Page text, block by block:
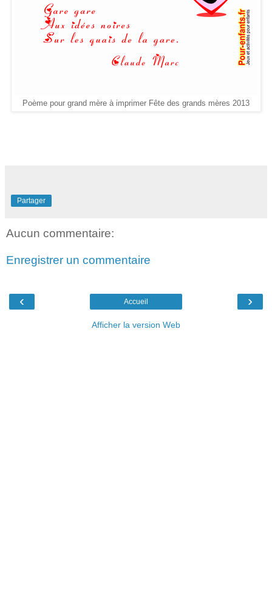
Poème pour grand mère à imprimer Fête des grands mères 2013
Partager
Aucun commentaire:
Enregistrer un commentaire
‹ ›
Accueil
Afficher la version Web